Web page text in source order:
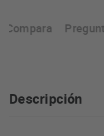
Compara
Descripción